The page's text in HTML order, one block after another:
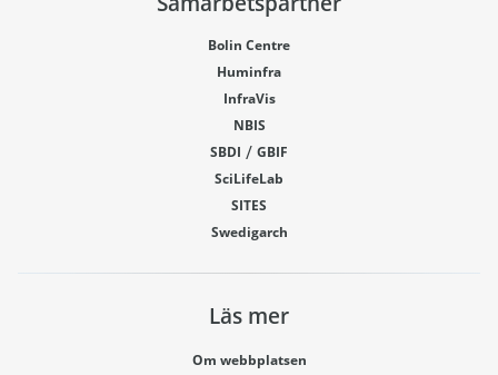
Bolin Centre
Huminfra
InfraVis
NBIS
SBDI / GBIF
SciLifeLab
SITES
Swedigarch
Läs mer
Om webbplatsen